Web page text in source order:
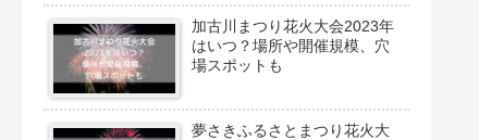
加古川まつり花火大会2023年
はいつ？場所や開催規模、穴
場スポットも
夢さきふるさとまつり花火大